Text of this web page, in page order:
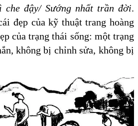
che đậy/ Sướng nhất trần đời.
đẹp của kỹ thuật trang hoàng
của trạng thái sống: một trạng
không bị chỉnh sửa, không bị